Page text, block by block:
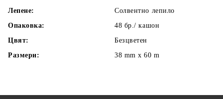
Лепене:
Солвентно лепило
Опаковка:
48 бр./ кашон
Цвят:
Безцветен
Размери:
38 mm x 60 m